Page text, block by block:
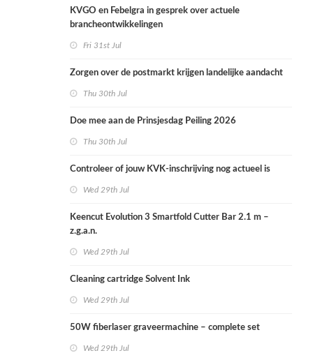
KVGO en Febelgra in gesprek over actuele
brancheontwikkelingen
Fri 31st Jul
Zorgen over de postmarkt krijgen landelijke aandacht
Thu 30th Jul
Doe mee aan de Prinsjesdag Peiling 2026
Thu 30th Jul
Controleer of jouw KVK-inschrijving nog actueel is
Wed 29th Jul
Keencut Evolution 3 Smartfold Cutter Bar 2.1 m –
z.g.a.n.
Wed 29th Jul
Cleaning cartridge Solvent Ink
Wed 29th Jul
50W fiberlaser graveermachine – complete set
Wed 29th Jul